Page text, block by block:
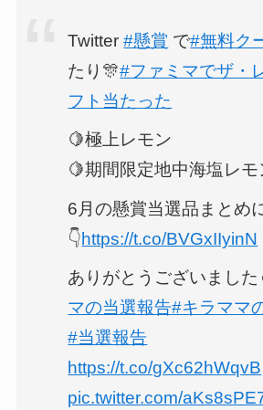
Twitter#懸賞 で#無料ク
たり🎊#ファミマでザ・
フト当たった
🍋極上レモン
🍋期間限定地中海塩レモ
6月の懸賞当選品まとめ
👇https://t.co/BVGxIIyinN
ありがとうございまし
マの当選報告#キラママ
#当選報告
https://t.co/gXc62hWqvB
pic.twitter.com/